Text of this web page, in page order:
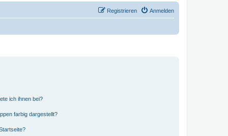
Anmelden
Registrieren
ich ihnen bei?
farbig dargestellt?